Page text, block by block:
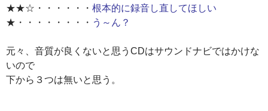
★★☆・・・・・・ 根本的に録音し直してほしい
★・・・・・・・・ う～ん？
元々、音質が良くないと思うCDはサウンドナビではかけな
いので
下から３つは無いと思う。